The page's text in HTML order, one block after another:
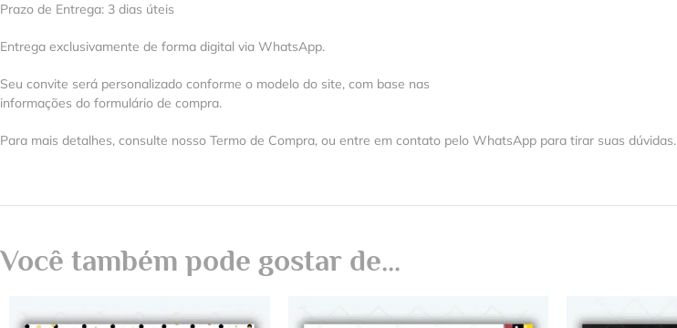
Prazo de Entrega: 3 dias úteis
Entrega exclusivamente de forma digital via WhatsApp.
Seu convite será personalizado conforme o modelo do site, com base nas
informações do formulário de compra.
Para mais detalhes, consulte nosso Termo de Compra, ou entre em contato pelo WhatsApp para tirar suas dúvidas.
Você também pode gostar de…